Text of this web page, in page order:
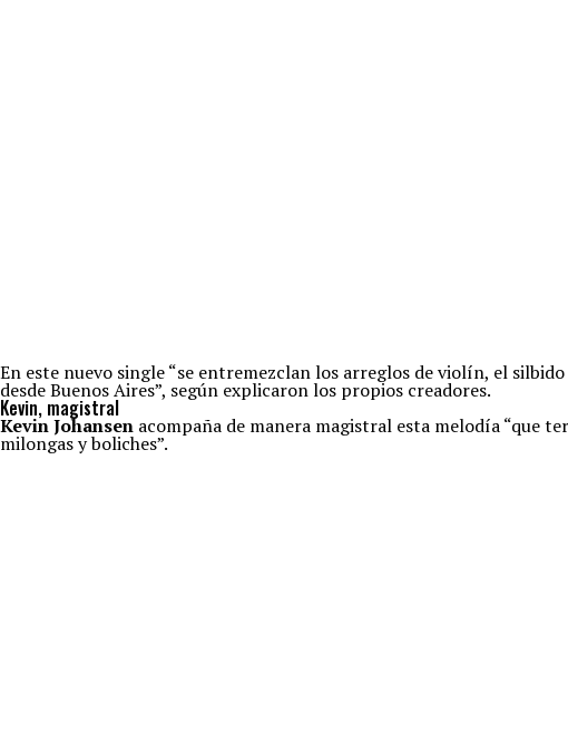
En este nuevo single “se entremezclan los arreglos de violín, el
desde Buenos Aires”, según explicaron los propios creadores.
Kevin, magistral
Kevin Johansen acompaña de manera magistral esta melodía “que
milongas y boliches”.